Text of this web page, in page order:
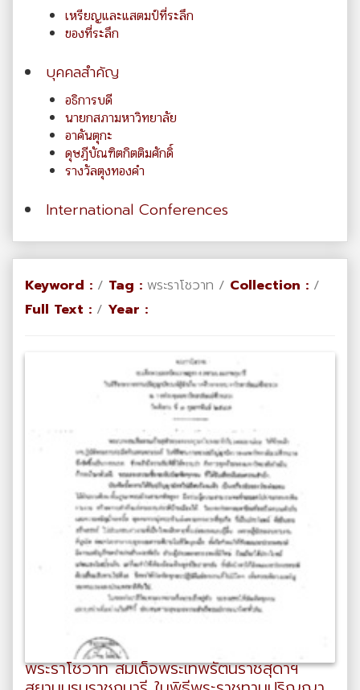
เหรียญและแสตมป์ที่ระลึก
ของที่ระลึก
บุคคลสำคัญ
อธิการบดี
นายกสภามหาวิทยาลัย
อาคันตุกะ
ดุษฎีบัณฑิตกิตติมศักดิ์
รางวัลตุงทองคำ
International Conferences
Keyword : / Tag : พระราโชวาท / Collection : /
Full Text : / Year :
พระราโชวาท สมเด็จพระเทพรัตนราชสุดาฯ